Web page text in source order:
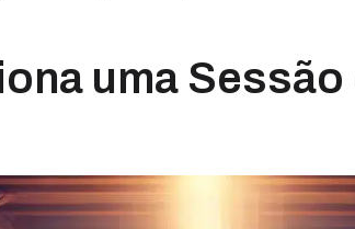
uma Sessão